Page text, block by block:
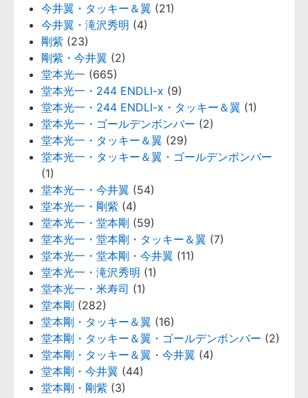
今井翼・タッキー＆翼 (21)
今井翼・滝沢秀明 (4)
剛紫 (23)
剛紫・今井翼 (2)
堂本光一 (665)
堂本光一・244 ENDLI-x (9)
堂本光一・244 ENDLI-x・タッキー＆翼 (1)
堂本光一・ゴールデンボンバー (2)
堂本光一・タッキー＆翼 (29)
堂本光一・タッキー＆翼・ゴールデンボンバー
(1)
堂本光一・今井翼 (54)
堂本光一・剛紫 (4)
堂本光一・堂本剛 (59)
堂本光一・堂本剛・タッキー＆翼 (7)
堂本光一・堂本剛・今井翼 (11)
堂本光一・滝沢秀明 (1)
堂本光一・米寿司 (1)
堂本剛 (282)
堂本剛・タッキー＆翼 (16)
堂本剛・タッキー＆翼・ゴールデンボンバー (2)
堂本剛・タッキー＆翼・今井翼 (4)
堂本剛・今井翼 (44)
堂本剛・剛紫 (3)